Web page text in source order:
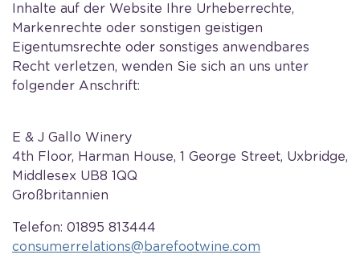
Inhalte auf der Website Ihre Urheberrechte,
Markenrechte oder sonstigen geistigen
Eigentumsrechte oder sonstiges anwendbares
Recht verletzen, wenden Sie sich an uns unter
folgender Anschrift:
E & J Gallo Winery
4th Floor, Harman House, 1 George Street, Uxbridge,
Middlesex UB8 1QQ
Großbritannien
Telefon: 01895 813444
consumerrelations@barefootwine.com